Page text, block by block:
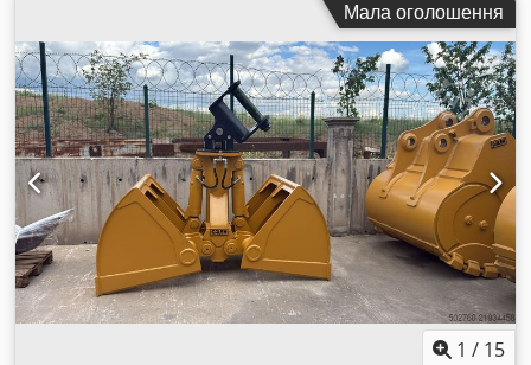
Мала оголошення
1 / 15